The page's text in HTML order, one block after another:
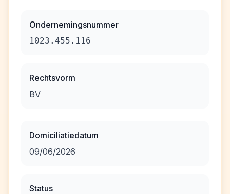
Ondernemingsnummer
1023.455.116
Rechtsvorm
BV
Domiciliatiedatum
09/06/2026
Status